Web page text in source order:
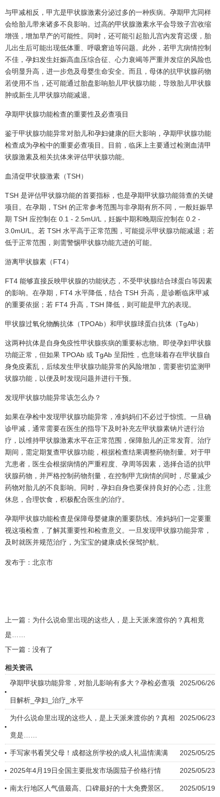
与甲减相反，甲亢是甲状腺激素分泌过多的一种疾病。孕期甲亢同样
会给胎儿带来诸多不良影响。过高的甲状腺激素水平会导致子宫收缩
增强，增加早产的可能性。同时，还可能引起胎儿宫内发育迟缓，胎
儿出生后可能出现低体重、呼吸窘迫等问题。此外，若甲亢病情控制
不佳，孕妇发生妊娠高血压综合征、心力衰竭等严重并发症的风险也
会明显升高，进一步危及母婴生命安全。而且，母体的抗甲状腺药物
若使用不当，还可能通过胎盘影响胎儿甲状腺功能，导致胎儿甲状腺
肿或新生儿甲状腺功能减退。
孕期甲状腺功能检查的重要性及必查项目
鉴于甲状腺功能异常对胎儿和孕妇健康的巨大影响，孕期甲状腺功能
检查成为孕检中的重要必查项目。目前，临床上主要通过检测血清甲
状腺激素及相关抗体来评估甲状腺功能。
血清促甲状腺激素（TSH）
TSH 是评估甲状腺功能的首要指标，也是孕期甲状腺功能筛查的关键
项目。在孕期，TSH 的正常参考范围与非孕期有所不同，一般妊娠早
期 TSH 应控制在 0.1 - 2.5mU/L，妊娠中期和晚期应控制在 0.2 -
3.0mU/L。若 TSH 水平高于正常范围，可能提示甲状腺功能减退；若
低于正常范围，则需警惕甲状腺功能亢进的可能。
游离甲状腺素（FT4）
FT4 能够直接反映甲状腺的功能状态，不受甲状腺结合球蛋白等因素
的影响。在孕期，FT4 水平降低，结合 TSH 升高，是诊断临床甲减
的重要依据；若 FT4 升高，TSH 降低，则可能是甲亢的表现。
甲状腺过氧化物酶抗体（TPOAb）和甲状腺球蛋白抗体（TgAb）
这两种抗体是自身免疫性甲状腺疾病的重要标志物。即使孕妇甲状腺
功能正常，但如果 TPOAb 或 TgAb 呈阳性，也意味着存在甲状腺自
身免疫紊乱，后续发生甲状腺功能异常的风险增加，需要密切监测甲
状腺功能，以便及时发现问题并进行干预。
发现甲状腺功能异常该怎么办？
如果在孕检中发现甲状腺功能异常，准妈妈们不必过于惊慌。一旦确
诊甲减，通常需要在医生的指导下及时补充左甲状腺素钠片进行治
疗，以维持甲状腺激素水平在正常范围，保障胎儿的正常发育。治疗
期间，需定期复查甲状腺功能，根据检查结果调整药物剂量。对于甲
亢患者，医生会根据病情的严重程度、孕周等因素，选择合适的抗甲
状腺药物，并严格控制药物剂量，在控制甲亢病情的同时，尽量减少
药物对胎儿的不良影响。同时，孕妇自身也要保持良好的心态，注意
休息，合理饮食，积极配合医生的治疗。
孕期甲状腺功能检查是保障母婴健康的重要防线。准妈妈们一定要重
视这项检查，了解其重要性和检查意义。一旦发现甲状腺功能异常，
及时就医并规范治疗，为宝宝的健康成长保驾护航。
发布于：北京市
上一篇： 为什么说命里出现的这些人，是上天派来渡你的？真相竟
是……
下一篇：没有了
相关资讯
2025/06/26
孕期甲状腺功能异常，对胎儿影响有多大？孕检必查项
目解析_孕妇_治疗_水平
2025/06/23
为什么说命里出现的这些人，是上天派来渡你的？真相
竟是……
2025/05/25
手写家书看哭父母！成都这所学校的成人礼温情满满
2025/05/23
2025年4月19日全国主要批发市场圆茄子价格行情
2025/05/19
南太行地区人气值最高、口碑最好的十大免费景区。